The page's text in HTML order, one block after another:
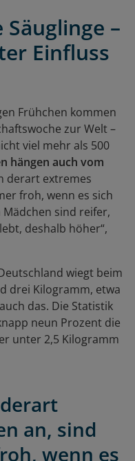
–
Einfluss
Frühchen kommen
zur Welt –
viel mehr als 500
hängen auch vom
derart extremes
froh, wenn es sich
sind reifer,
deshalb höher“,
wiegt beim
drei Kilogramm, etwa
das. Die Statistik
neun Prozent die
unter 2,5 Kilogramm
an, sind
wenn es